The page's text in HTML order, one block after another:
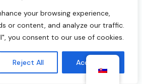
your browsing experience,
or content, and analyze our traffic.
you consent to our use of cookies.
Reject All Accept All
zvuku
údajov aplikácie a využitie
a sledovania údajov